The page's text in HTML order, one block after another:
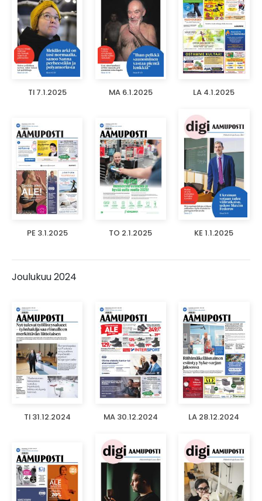
TI 7.1.2025 MA 6.1.2025 LA 4.1.2025
PE 3.1.2025 TO 2.1.2025 KE 1.1.2025
Joulukuu 2024
TI 31.12.2024 MA 30.12.2024 LA 28.12.2024